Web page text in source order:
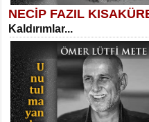
SELAHATTİN YILDIZ
İnsanın Zindanı...
Kadir Ünal
Ayağıma Dolanan Yokuş...
NECİP FAZIL
Kaldırımlar...